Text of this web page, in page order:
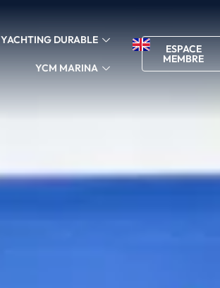
YACHTING DURABLE
YCM MARINA
ESPACE
MEMBRE